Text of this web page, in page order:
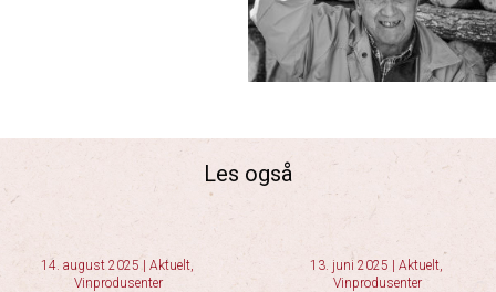
Les også
14. august 2025 | Aktuelt,
Vinprodusenter
13. juni 2025 | Aktuelt,
Vinprodusenter